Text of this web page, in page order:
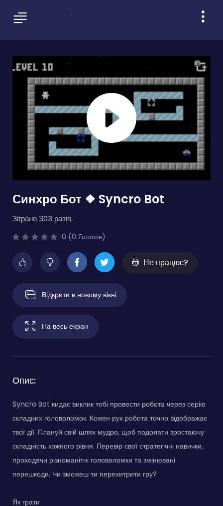
Синхро Бот ❖ Syncro Bot
Зіграно 303 разів.
0 (0 Голосів)
Не працює?
Відкрити в новому вікні
На весь екран
Опис:
Syncro Bot кидає виклик тобі провести робота через серію
складних головоломок. Кожен рух робота точно відображає
твої дії. Плануй свій шлях мудро, щоб подолати зростаючу
складність кожного рівня. Перевір свої стратегічні навички,
проходячи різноманітні головоломки та змінювані
перешкоди. Чи зможеш ти перехитрити гру?
Як грати